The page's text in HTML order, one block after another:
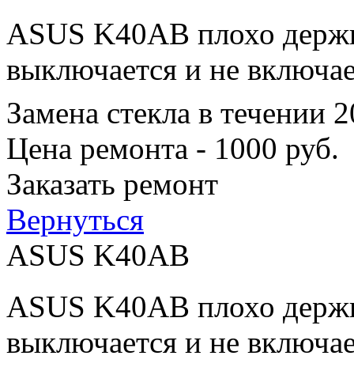
ASUS K40AB плохо
выключается и не
Замена стекла в течении
Цена ремонта - 1000 руб.
Заказать ремонт
Вернуться
ASUS K40AB
ASUS K40AB плохо
выключается и не